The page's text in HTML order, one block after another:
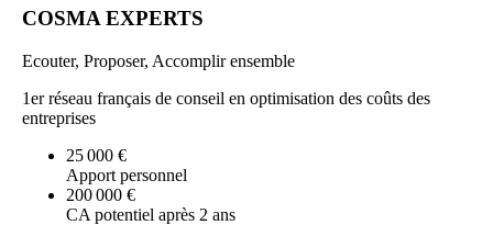
COSMA EXPERTS
Ecouter, Proposer, Accomplir ensemble
1er réseau français de conseil en optimisation des coûts des
entreprises
25 000 €
Apport personnel
200 000 €
CA potentiel après 2 ans